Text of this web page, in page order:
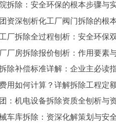
拆除：安全环保的根本步骤与
资深刨析化工厂阀门拆除的根
厂拆除全过程刨析：安全环保
厂房拆除报价刨析：作用要素
除补偿标准详解：企业主必读
用如何计算？详解拆除工程定
：机电设备拆除资质全刨析与
车库拆除：资深化解策划与安